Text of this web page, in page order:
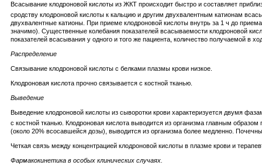
Всасывание клодроновой кислоты из ЖКТ происходит быстро и составляет
сродству клодроновой кислоты к кальцию и другим двухвалентным катионам
двухвалентные катионы. При приеме клодроновой кислоты внутрь за 1 ч до
значимо). Существенные колебания показателей всасываемости клодроновой
показателей всасывания у одного и того же пациента, количество получаемой в
Распределение
Связывание клодроновой кислоты с белками плазмы крови низкое.
Клодроновая кислота прочно связывается с костной тканью.
Выведение
Выведение клодроновой кислоты из сыворотки крови характеризуется двумя
с костной тканью. Клодроновая кислота выводится из организма главным
(около 20% всосавшейся дозы), выводится из организма более медленно.
Четкая связь между концентрацией клодроновой кислоты в плазме крови и
Фармакокинетика в особых клинических случаях.